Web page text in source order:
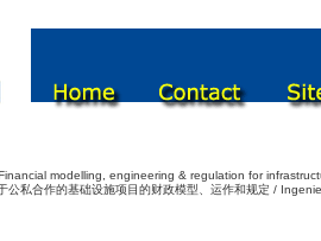
modelling, engineering & regulation for
公私合作的基础设施项目的财政模型、运作和规定 /